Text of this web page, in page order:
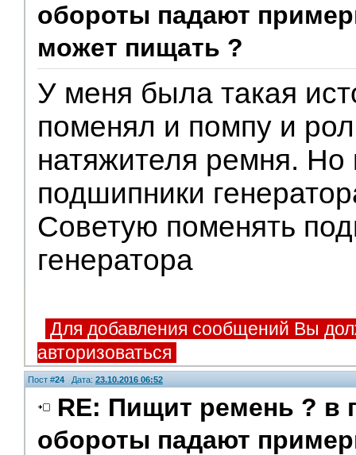
обороты падают
может пищать ?
У меня была такая
поменял и помпу и
натяжителя ремня. Но
подшипники
Советую поменять
генератора
Для добавления сообщений Вы
авторизоваться
Пост #24Дата: 23.10.2016 06:52
RE: Пищит ремень ? в
обороты падают